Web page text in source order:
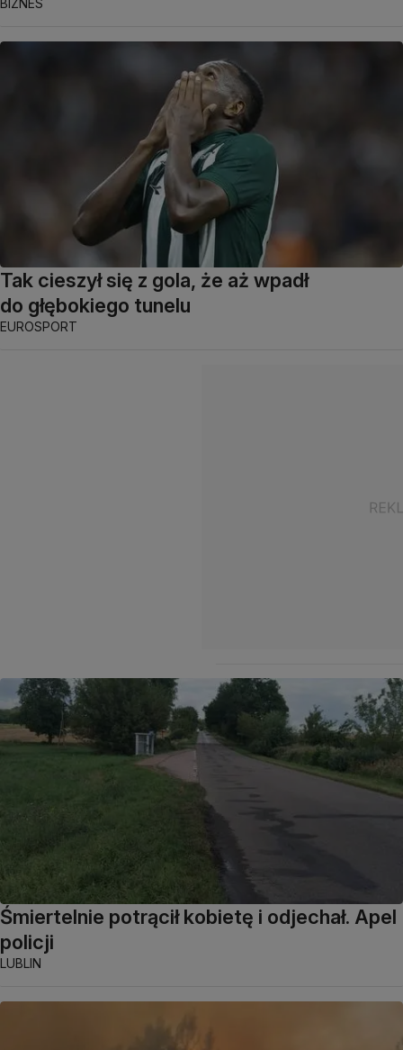
Tak cieszył się z gola, że aż wpadł
do głębokiego tunelu
EUROSPORT
Śmiertelnie potrącił kobietę i odjechał. Apel
policji
LUBLIN